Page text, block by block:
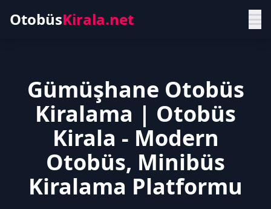
OtobüsKirala.net
Gümüşhane Otobüs
Kiralama | Otobüs
Kirala - Modern
Otobüs, Minibüs
Kiralama Platformu